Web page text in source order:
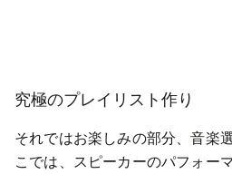
究極のプレイリスト作り
それではお楽しみの部分、音楽
こでは、スピーカーのパフォー